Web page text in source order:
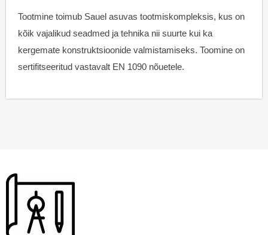
Tootmine toimub Sauel asuvas tootmiskompleksis, kus on
kõik vajalikud seadmed ja tehnika nii suurte kui ka
kergemate konstruktsioonide valmistamiseks. Toomine on
sertifitseeritud vastavalt EN 1090 nõuetele.